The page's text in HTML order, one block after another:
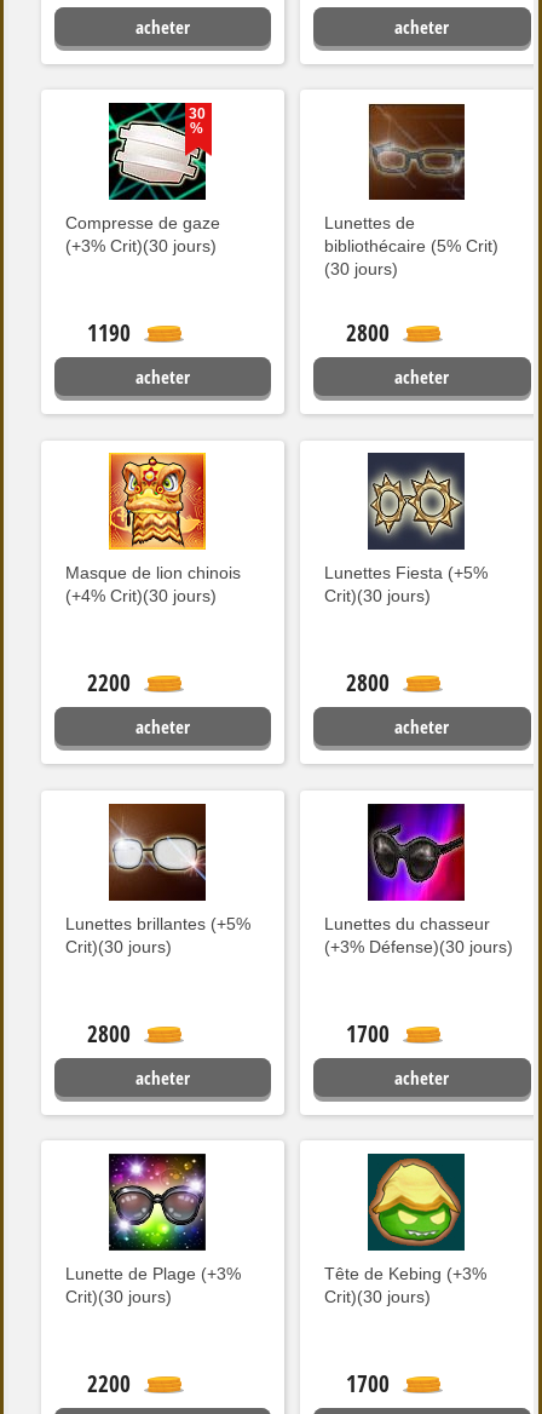
acheter acheter
30
%
Compresse de gaze
(+3% Crit)(30 jours)
1190
acheter
Lunettes de
bibliothécaire (5% Crit)
(30 jours)
2800
acheter
Masque de lion chinois
(+4% Crit)(30 jours)
2200
acheter
Lunettes Fiesta (+5%
Crit)(30 jours)
2800
acheter
Lunettes brillantes (+5%
Crit)(30 jours)
2800
acheter
Lunettes du chasseur
(+3% Défense)(30 jours)
1700
acheter
Lunette de Plage (+3%
Crit)(30 jours)
2200
Tête de Kebing (+3%
Crit)(30 jours)
1700